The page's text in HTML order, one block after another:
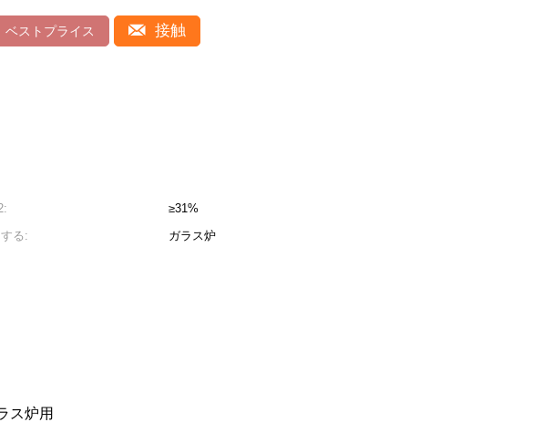
ベストプライス 接触
≥31%
る: ガラス炉
ス炉用